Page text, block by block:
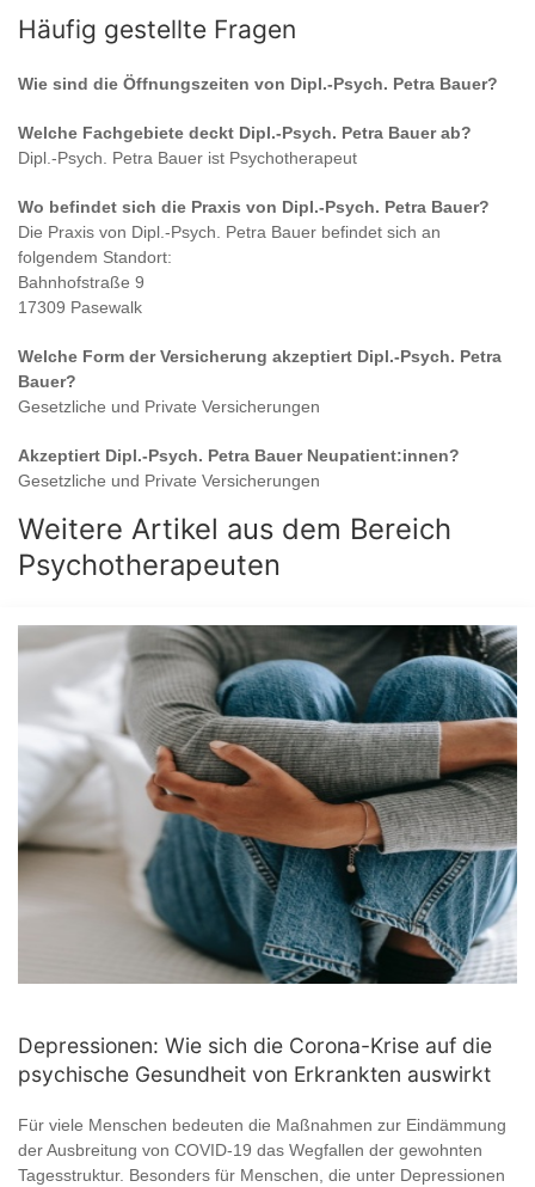
Häufig gestellte Fragen
Wie sind die Öffnungszeiten von Dipl.-Psych. Petra Bauer?
Welche Fachgebiete deckt Dipl.-Psych. Petra Bauerab?
Dipl.-Psych. Petra Bauer ist Psychotherapeut
Wo befindet sich die Praxis von Dipl.-Psych. Petra Bauer?
Die Praxis von Dipl.-Psych. Petra Bauer befindet sich an
folgendem Standort:
Bahnhofstraße 9
17309 Pasewalk
Welche Form der Versicherung akzeptiert Dipl.-Psych. Petra
Bauer?
Gesetzliche und Private Versicherungen
Akzeptiert Dipl.-Psych. Petra BauerNeupatient:innen?
Gesetzliche und Private Versicherungen
Weitere Artikel aus dem Bereich
Psychotherapeuten
Depressionen: Wie sich die Corona-Krise auf die
psychische Gesundheit von Erkrankten auswirkt
Für viele Menschen bedeuten die Maßnahmen zur Eindämmung
der Ausbreitung von COVID-19 das Wegfallen der gewohnten
Tagesstruktur. Besonders für Menschen, die unter Depressionen